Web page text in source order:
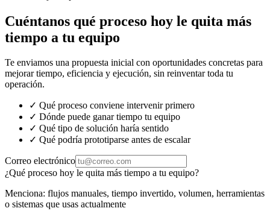
Cuéntanos qué proceso hoy le quita más
tiempo a tu equipo
Te enviamos una propuesta inicial con oportunidades concretas para
mejorar tiempo, eficiencia y ejecución, sin reinventar toda tu
operación.
✓ Qué proceso conviene intervenir primero
✓ Dónde puede ganar tiempo tu equipo
✓ Qué tipo de solución haría sentido
✓ Qué podría prototiparse antes de escalar
Correo electrónico
¿Qué proceso hoy le quita más tiempo a tu equipo?
Menciona: flujos manuales, tiempo invertido, volumen, herramientas
o sistemas que usas actualmente